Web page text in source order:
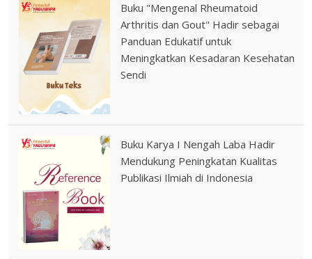
Buku "Mengenal Rheumatoid
Arthritis dan Gout" Hadir sebagai
Panduan Edukatif untuk
Meningkatkan Kesadaran Kesehatan
Sendi
Buku Karya I Nengah Laba Hadir
Mendukung Peningkatan Kualitas
Publikasi Ilmiah di Indonesia